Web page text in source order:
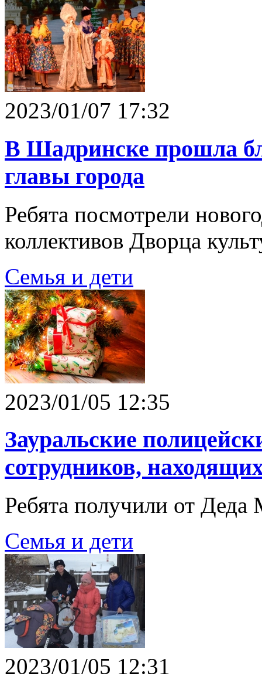
2023/01/07 17:32
В Шадринске прошла
главы города
Ребята посмотрели
коллективов Дворца
Семья и дети
2023/01/05 12:35
Зауральские
сотрудников,
Ребята получили от Деда
Семья и дети
2023/01/05 12:31